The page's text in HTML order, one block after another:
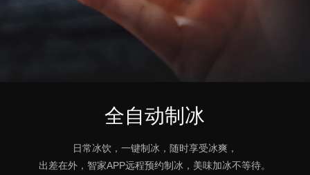
全自动制冰
日常冰饮，一键制冰，随时享受冰爽，
出差在外，智家APP远程预约制冰，美味加冰不等待。